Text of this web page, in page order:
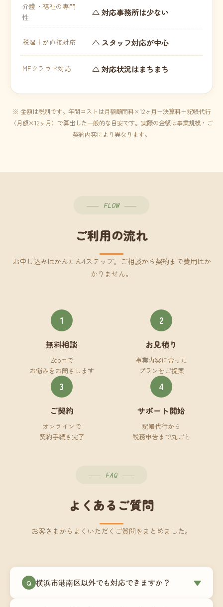
介護・福祉の専門
性
△ 対応事務所は少ない
税理士が直接対応 △ スタッフ対応が中心
MFクラウド対応 △ 対応状況はまちまち
※ 金額は税別です。年間コストは月額顧問料×12ヶ月＋決算料＋記帳代行
（月額×12ヶ月）で算出した一般的な目安です。実際の金額は事業規模・ご
契約内容により異なります。
FLOW
ご利用の流れ
お申し込みはかんたん4ステップ。ご相談から契約まで費用はか
かりません。
1
無料相談
Zoomで
お悩みをお聞きします
2
お見積り
事業内容に合った
プランをご提案
3
ご契約
オンラインで
契約手続き完了
4
サポート開始
記帳代行から
税務申告まで丸ごと
FAQ
よくあるご質問
お客さまからよくいただくご質問をまとめました。
Q 横浜市港南区以外でも対応できますか？ ▼